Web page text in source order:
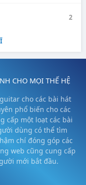
2
CHO MỌI THẾ HỆ
cho các bài hát
phổ biến cho các
cấp một loạt các bài
dùng có thể tìm
chí đóng góp các
web cũng cung cấp
mới bắt đầu.